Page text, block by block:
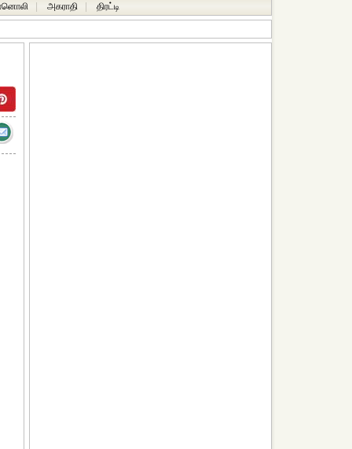
அகராதி திரட்டி